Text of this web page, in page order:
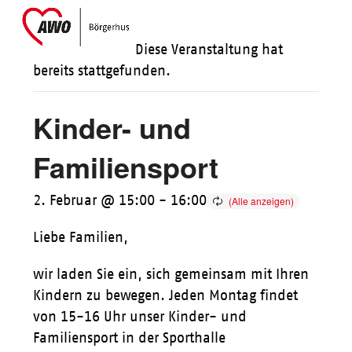
SkipOpen
mobile
Close
mobile
Diese Veranstaltung hat
bereits stattgefunden.
Kinder- und
Familiensport
2. Februar @ 15:00 - 16:00
Liebe Familien,
wir laden Sie ein, sich gemeinsam mit Ihren
Kindern zu bewegen. Jeden Montag findet
von 15-16 Uhr unser Kinder- und
Familiensport in der Sporthalle